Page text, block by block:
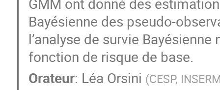
Bayésienne des pseudo-
l’analyse de survie
fonction de risque de base.
Orateur: Léa Orsini (CESP,